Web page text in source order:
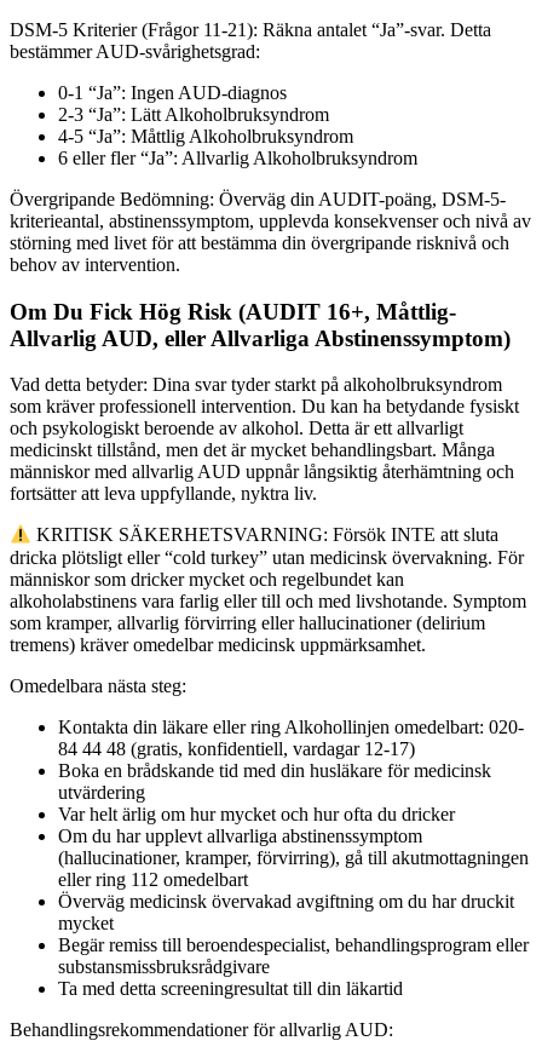
DSM-5 Kriterier (Frågor 11-21): Räkna antalet “Ja”-svar. Detta
bestämmer AUD-svårighetsgrad:
0-1 “Ja”: Ingen AUD-diagnos
2-3 “Ja”: Lätt Alkoholbruksyndrom
4-5 “Ja”: Måttlig Alkoholbruksyndrom
6 eller fler “Ja”: Allvarlig Alkoholbruksyndrom
Övergripande Bedömning: Överväg din AUDIT-poäng, DSM-5-
kriterieantal, abstinenssymptom, upplevda konsekvenser och nivå av
störning med livet för att bestämma din övergripande risknivå och
behov av intervention.
Om Du Fick Hög Risk (AUDIT 16+, Måttlig-
Allvarlig AUD, eller Allvarliga Abstinenssymptom)
Vad detta betyder: Dina svar tyder starkt på alkoholbruksyndrom
som kräver professionell intervention. Du kan ha betydande fysiskt
och psykologiskt beroende av alkohol. Detta är ett allvarligt
medicinskt tillstånd, men det är mycket behandlingsbart. Många
människor med allvarlig AUD uppnår långsiktig återhämtning och
fortsätter att leva uppfyllande, nyktra liv.
KRITISK SÄKERHETSVARNING: Försök INTE att sluta
dricka plötsligt eller “cold turkey” utan medicinsk övervakning. För
människor som dricker mycket och regelbundet kan
alkoholabstinens vara farlig eller till och med livshotande. Symptom
som kramper, allvarlig förvirring eller hallucinationer (delirium
tremens) kräver omedelbar medicinsk uppmärksamhet.
Omedelbara nästa steg:
Kontakta din läkare eller ring Alkohollinjen omedelbart: 020-
84 44 48 (gratis, konfidentiell, vardagar 12-17)
Boka en brådskande tid med din husläkare för medicinsk
utvärdering
Var helt ärlig om hur mycket och hur ofta du dricker
Om du har upplevt allvarliga abstinenssymptom
(hallucinationer, kramper, förvirring), gå till akutmottagningen
eller ring 112 omedelbart
Överväg medicinsk övervakad avgiftning om du har druckit
mycket
Begär remiss till beroendespecialist, behandlingsprogram eller
substansmissbruksrådgivare
Ta med detta screeningresultat till din läkartid
Behandlingsrekommendationer för allvarlig AUD: